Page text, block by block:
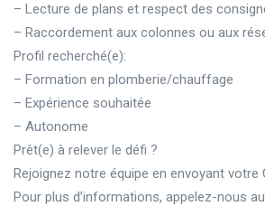
– Lecture de plans et respect des
– Raccordement aux colonnes ou aux
Profil recherché(e):
– Formation en plomberie/chauffage
– Expérience souhaitée
– Autonome
Prêt(e) à relever le défi ?
Rejoignez notre équipe en envoyant votre
Pour plus d’informations, appelez-nous